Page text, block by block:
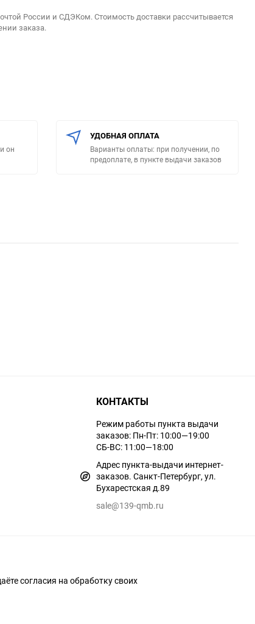
России и СДЭКом. Стоимость доставки рассчитывается
заказа.
он
УДОБНАЯ ОПЛАТА
Варианты оплаты: при получении, по
предоплате, в пункте выдачи заказов
КОНТАКТЫ
Режим работы пункта выдачи
заказов: Пн-Пт: 10:00—19:00
СБ-ВС: 11:00—18:00
Адрес пункта-выдачи интернет-
заказов. Санкт-Петербург, ул.
Бухарестская д.89
sale@139-qmb.ru
согласия на обработку своих